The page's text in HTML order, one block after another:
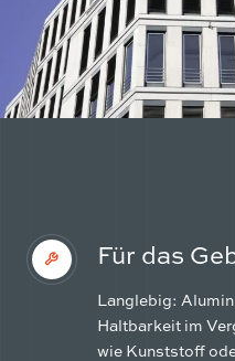
Für das
Langlebig:
Haltbarkeit im
wie Kunststoff